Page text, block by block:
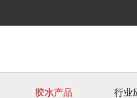
胶水产品 行业